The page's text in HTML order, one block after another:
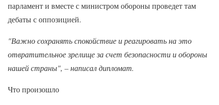
парламент и вместе с министром обороны проведет там
дебаты с оппозицией.
"Важно сохранять спокойствие и реагировать на это
отвратительное зрелище за счет безопасности и обороны
нашей страны", – написал дипломат.
Что произошло